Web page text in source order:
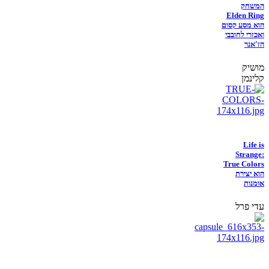
המשחק
Elden Ring
הוא מסע קסום
ואכזרי לחובבי
הז'אנר
מושיק
קלינמן
Life is
Strange:
True Colors
הוא יצירת
אומנות
עדי פרל